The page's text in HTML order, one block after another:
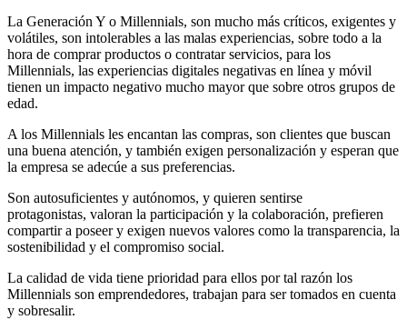
La Generación Y o Millennials, son mucho más críticos, exigentes y
volátiles, son intolerables a las malas experiencias, sobre todo a la
hora de comprar productos o contratar servicios, para los
Millennials, las experiencias digitales negativas en línea y móvil
tienen un impacto negativo mucho mayor que sobre otros grupos de
edad.
A los Millennials les encantan las compras, son clientes que buscan
una buena atención, y también exigen personalización y esperan que
la empresa se adecúe a sus preferencias.
Son autosuficientes y autónomos, y quieren sentirse
protagonistas, valoran la participación y la colaboración, prefieren
compartir a poseer y exigen nuevos valores como la transparencia, la
sostenibilidad y el compromiso social.
La calidad de vida tiene prioridad para ellos por tal razón los
Millennials son emprendedores, trabajan para ser tomados en cuenta
y sobresalir.